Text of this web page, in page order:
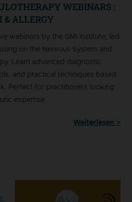
WEBINARS :
& ALLERGY
webinars by the GMI Institute, led
on the Nervous System and
Learn advanced diagnostic
and practical techniques based
Perfect for practitioners looking
expertise.
Weiterlesen >